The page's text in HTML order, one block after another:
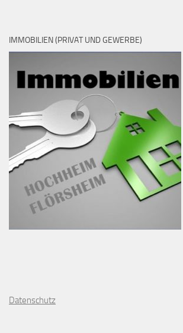
IMMOBILIEN (PRIVAT UND GEWERBE)
Datenschutz